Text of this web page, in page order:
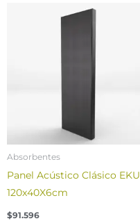
Absorbentes
Panel Acústico Clásico EKU
120x40X6cm
$91.596